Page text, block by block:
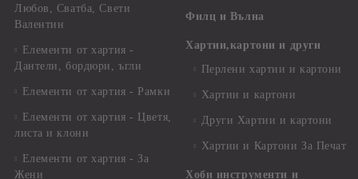
Любов, Сватба, Свети
Валентин
Елементи от хартия -
Дантели, бордюри, ъгли
Елементи от хартия - Рамки
Елементи от хартия - Цветя,
листа и клони
Елементи от хартия - За
Жени
Филц и Вълна
Хартии,картони и други
Перлени хартии и картони
Хартии и картони
Други Хартии и картони
Хартии и Картони За Печат
Хоби инструменти и